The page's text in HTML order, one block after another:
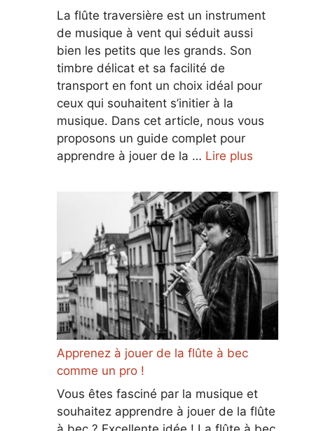
La flûte traversière est un instrument
de musique à vent qui séduit aussi
bien les petits que les grands. Son
timbre délicat et sa facilité de
transport en font un choix idéal pour
ceux qui souhaitent s’initier à la
musique. Dans cet article, nous vous
proposons un guide complet pour
apprendre à jouer de la … Lire plus
Apprenez à jouer de la flûte à bec
comme un pro !
Vous êtes fasciné par la musique et
souhaitez apprendre à jouer de la flûte